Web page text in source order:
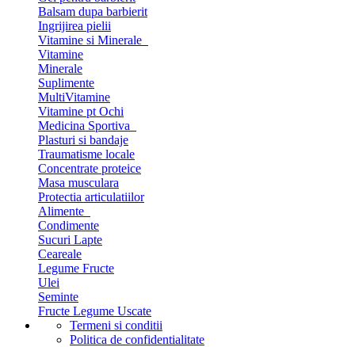
Balsam dupa barbierit
Ingrijirea pielii
Vitamine si Minerale
Vitamine
Minerale
Suplimente
MultiVitamine
Vitamine pt Ochi
Medicina Sportiva
Plasturi si bandaje
Traumatisme locale
Concentrate proteice
Masa musculara
Protectia articulatiilor
Alimente
Condimente
Sucuri Lapte
Ceareale
Legume Fructe
Ulei
Seminte
Fructe Legume Uscate
Termeni si conditii
Politica de confidentialitate